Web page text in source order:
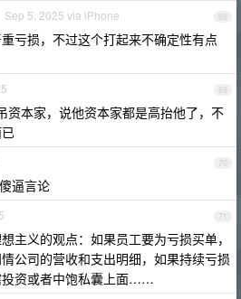
68
Sep 5, 2025 via iPhone
亏损，不过这个打起来不确定性有点
69
资本家，说他资本家都是高抬他了，不
70
逼言论
71
主义的观点：如果员工要为亏损买单，
公司的营收和支出明细，如果持续亏损
投资或者中饱私囊上面……